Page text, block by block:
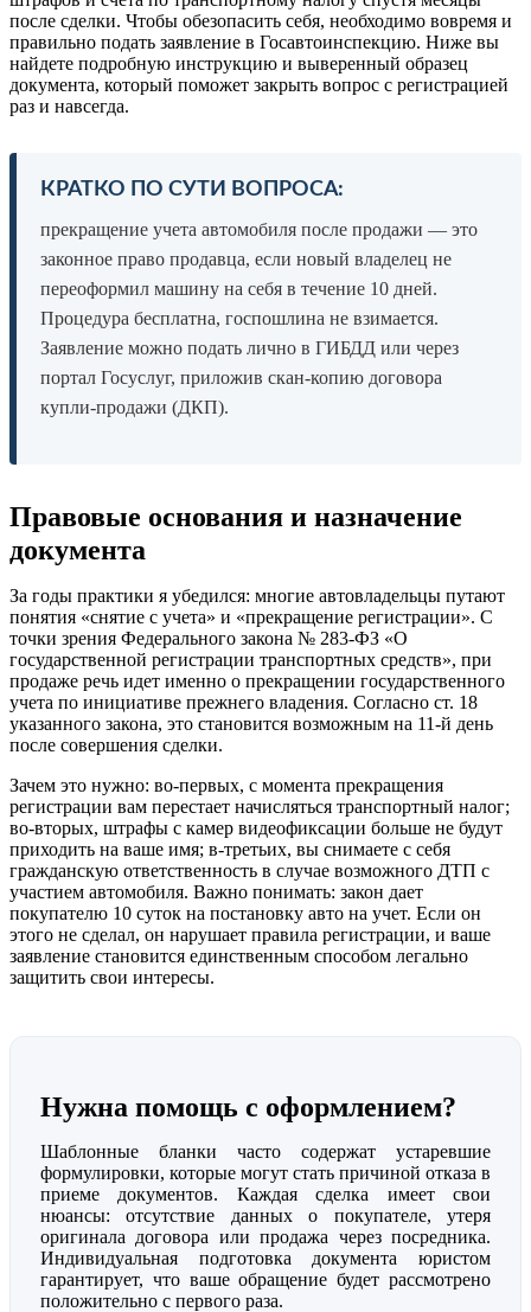
после сделки. Чтобы обезопасить себя, необходимо вовремя и
правильно подать заявление в Госавтоинспекцию. Ниже вы
найдете подробную инструкцию и выверенный образец
документа, который поможет закрыть вопрос с регистрацией
раз и навсегда.
КРАТКО ПО СУТИ ВОПРОСА:
прекращение учета автомобиля после продажи — это
законное право продавца, если новый владелец не
переоформил машину на себя в течение 10 дней.
Процедура бесплатна, госпошлина не взимается.
Заявление можно подать лично в ГИБДД или через
портал Госуслуг, приложив скан-копию договора
купли-продажи (ДКП).
Правовые основания и назначение
документа
За годы практики я убедился: многие автовладельцы путают
понятия «снятие с учета» и «прекращение регистрации». С
точки зрения Федерального закона № 283-ФЗ «О
государственной регистрации транспортных средств», при
продаже речь идет именно о прекращении государственного
учета по инициативе прежнего владения. Согласно ст. 18
указанного закона, это становится возможным на 11-й день
после совершения сделки.
Зачем это нужно: во-первых, с момента прекращения
регистрации вам перестает начисляться транспортный налог;
во-вторых, штрафы с камер видеофиксации больше не будут
приходить на ваше имя; в-третьих, вы снимаете с себя
гражданскую ответственность в случае возможного ДТП с
участием автомобиля. Важно понимать: закон дает
покупателю 10 суток на постановку авто на учет. Если он
этого не сделал, он нарушает правила регистрации, и ваше
заявление становится единственным способом легально
защитить свои интересы.
Нужна помощь с оформлением?
Шаблонные бланки часто содержат устаревшие
формулировки, которые могут стать причиной отказа в
приеме документов. Каждая сделка имеет свои
нюансы: отсутствие данных о покупателе, утеря
оригинала договора или продажа через посредника.
Индивидуальная подготовка документа юристом
гарантирует, что ваше обращение будет рассмотрено
положительно с первого раза.